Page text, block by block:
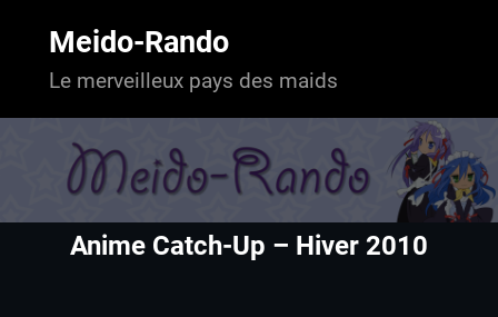
Meido-Rando
Le merveilleux pays des maids
Anime Catch-Up – Hiver 2010